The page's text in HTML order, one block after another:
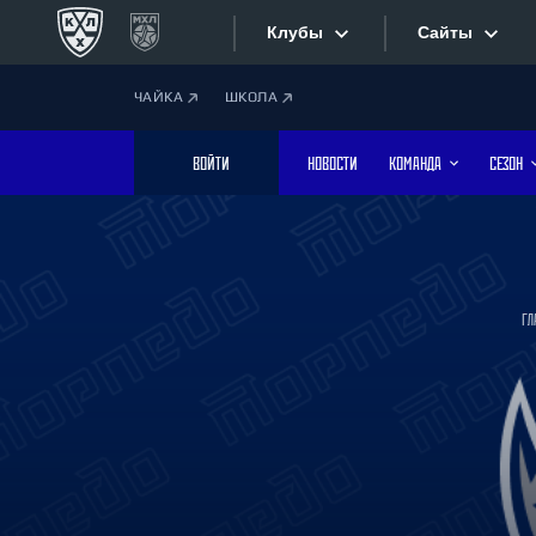
Клубы
Дивизион Боброва
Лада
Сайты
Фотобанк
ЧАЙКА ШКОЛА
ВОЙТИ НОВОСТИ КОМАНДА СЕЗОН